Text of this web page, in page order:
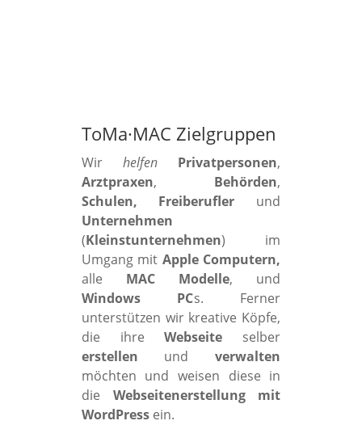
ToMa·MAC Zielgruppen
Wir helfen Privatpersonen,
Arztpraxen, Behörden,
Schulen, Freiberufler und
Unternehmen
(Kleinstunternehmen) im
Umgang mit Apple Computern,
alle MAC Modelle, und
Windows PCs. Ferner
unterstützen wir kreative Köpfe,
die ihreWebseite selber
erstellen undverwalten
möchten und weisen diese in
die Webseitenerstellung mit
WordPressein.